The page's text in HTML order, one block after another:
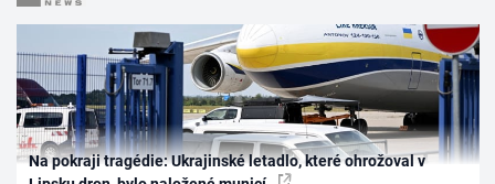
Na pokraji tragédie: Ukrajinské letadlo, které ohrožoval v